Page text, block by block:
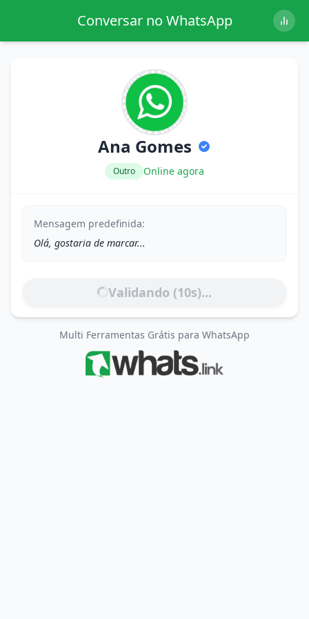
Conversar no WhatsApp
Ana Gomes
Outro Online agora
Mensagem predefinida:
Olá, gostaria de marcar...
Validando (10s)...
Multi Ferramentas Grátis para WhatsApp